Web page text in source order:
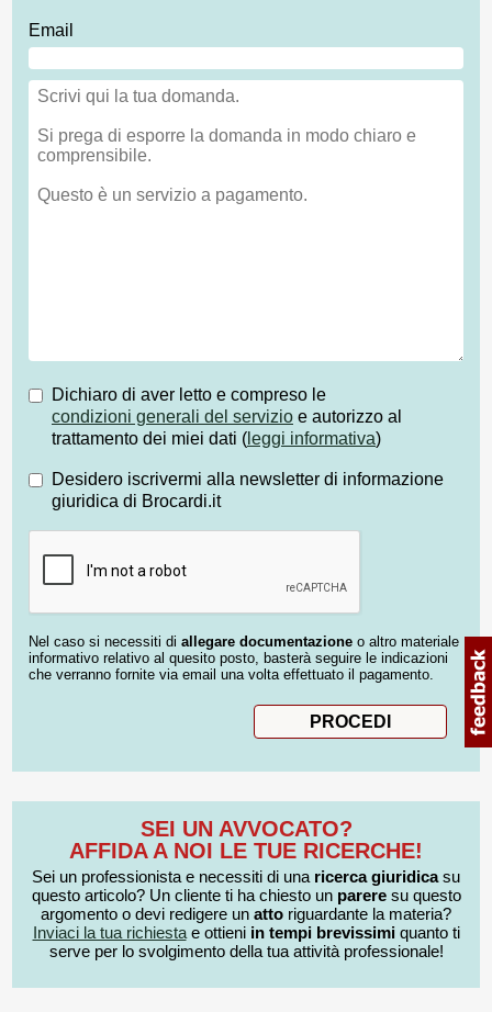
Email
Dichiaro di aver letto e compreso le
condizioni generali del servizio e autorizzo al
trattamento dei miei dati ( leggi informativa)
Desidero iscrivermi alla newsletter di informazione
giuridica di Brocardi.it
Nel caso si necessiti di allegare documentazione o altro materiale
informativo relativo al quesito posto, basterà seguire le indicazioni
che verranno fornite via email una volta effettuato il pagamento.
SEI UN AVVOCATO?
AFFIDA A NOI LE TUE RICERCHE!
Sei un professionista e necessiti di una ricerca giuridicasu
questo articolo? Un cliente ti ha chiesto un pareresu questo
argomento o devi redigere un atto riguardante la materia?
Inviaci la tua richiestae ottieni in tempi brevissimiquanto ti
serve per lo svolgimento della tua attività professionale!